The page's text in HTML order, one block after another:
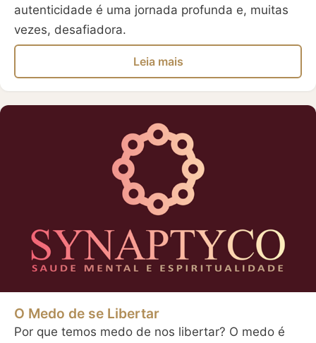
autenticidade é uma jornada profunda e, muitas
vezes, desafiadora.
Leia mais
O Medo de se Libertar
Por que temos medo de nos libertar? O medo é